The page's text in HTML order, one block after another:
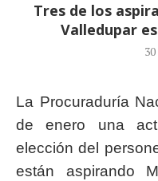
Tres de los
Valledupar
La Procuraduría
de enero una
elección del
están aspirando